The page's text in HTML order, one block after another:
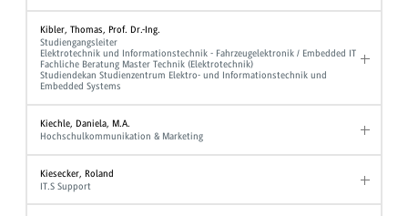
Kibler, Thomas, Prof. Dr.-Ing.
Studiengangsleiter
Elektrotechnik und Informationstechnik - Fahrzeugelektronik / Embedded IT
Fachliche Beratung Master Technik (Elektrotechnik)
Studiendekan Studienzentrum Elektro- und Informationstechnik und
Embedded Systems
Kiechle, Daniela, M.A.
Hochschulkommunikation & Marketing
Kiesecker, Roland
IT.S Support